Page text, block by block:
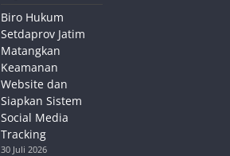
Biro Hukum
Setdaprov Jatim
Matangkan
Keamanan
Website dan
Siapkan Sistem
Social Media
Tracking
30 Juli 2026